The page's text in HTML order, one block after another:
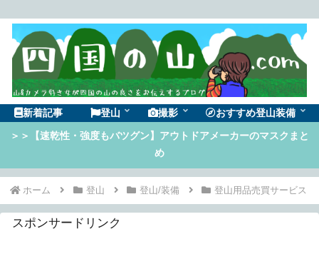
新着記事 登山 撮影 おすすめ登山装備
＞＞【速乾性・強度もバツグン】アウトドアメーカーのマスクまと
め
ホーム 登山 登山/装備 登山用品売買サービス
スポンサードリンク